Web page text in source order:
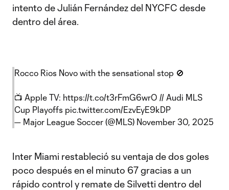
intento de Julián Fernández del NYCFC desde
dentro del área.
Rocco Rios Novo with the sensational stop 🚫
📺 Apple TV: https://t.co/t3rFmG6wrO // Audi MLS
Cup Playoffs pic.twitter.com/EzvEyE9kDP
— Major League Soccer (@MLS) November 30, 2025
Inter Miami restableció su ventaja de dos goles
poco después en el minuto 67 gracias a un
rápido control y remate de Silvetti dentro del